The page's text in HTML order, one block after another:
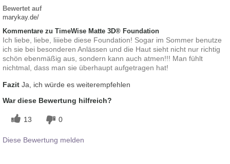
Bewertet auf
marykay.de/
Kommentare zu TimeWise Matte 3D® Foundation
Ich liebe, liebe, liiiebe diese Foundation! Sogar im Sommer benutze
ich sie bei besonderen Anlässen und die Haut sieht nicht nur richtig
schön ebenmäßig aus, sondern kann auch atmen!!! Man fühlt
nichtmal, dass man sie überhaupt aufgetragen hat!
Fazit Ja, ich würde es weiterempfehlen
War diese Bewertung hilfreich?
13 0
Diese Bewertung melden